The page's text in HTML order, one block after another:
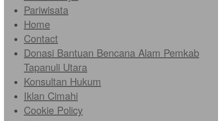
Pariwisata
Home
Contact
Donasi Bantuan Bencana Alam Pemkab
Tapanuli Utara
Konsultan Hukum
Iklan Cimahi
Cookie Policy